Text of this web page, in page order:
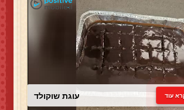
עוגת שוקולד עוד